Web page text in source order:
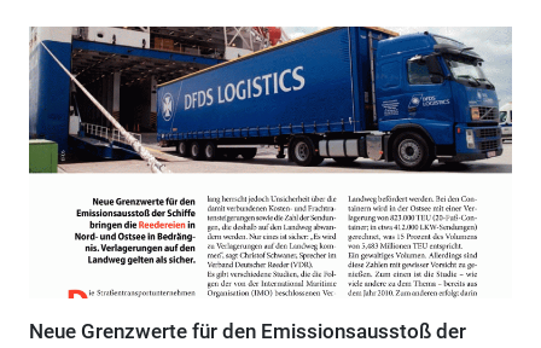
Neue Grenzwerte für den Emissionsausstoß der